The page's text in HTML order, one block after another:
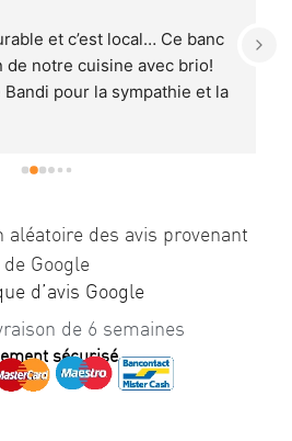
et c’est local… Ce banc
de notre cuisine avec brio!
Bandi pour la sympathie et la
aléatoire des avis provenant
de Google
d’avis Google
de 6 semaines
sécurisé